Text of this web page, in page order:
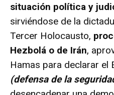
situación política y
sirviéndose de la
Tercer Holocausto,
Hezbolá o de Irán,
Hamas para declarar el
(defensa de la